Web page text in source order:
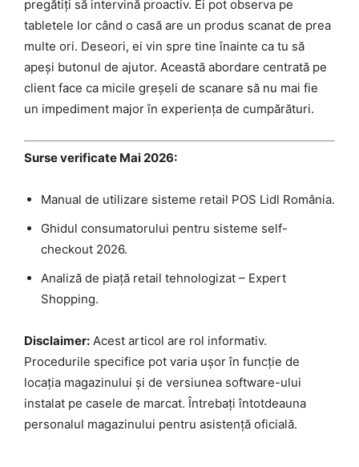
pregătiți să intervină proactiv. Ei pot observa pe
tabletele lor când o casă are un produs scanat de prea
multe ori. Deseori, ei vin spre tine înainte ca tu să
apeși butonul de ajutor. Această abordare centrată pe
client face ca micile greșeli de scanare să nu mai fie
un impediment major în experiența de cumpărături.
Surse verificate Mai 2026:
Manual de utilizare sisteme retail POS Lidl România.
Ghidul consumatorului pentru sisteme self-
checkout 2026.
Analiză de piață retail tehnologizat – Expert
Shopping.
Disclaimer: Acest articol are rol informativ.
Procedurile specifice pot varia ușor în funcție de
locația magazinului și de versiunea software-ului
instalat pe casele de marcat. Întrebați întotdeauna
personalul magazinului pentru asistență oficială.